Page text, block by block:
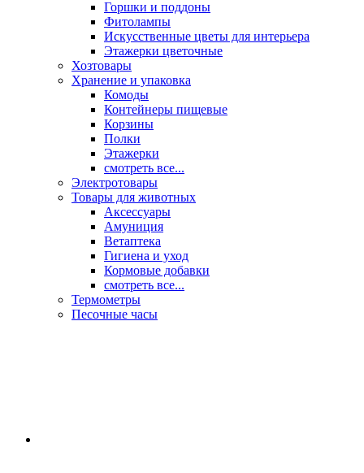
Горшки и поддоны
Фитолампы
Искусственные цветы для интерьера
Этажерки цветочные
Хозтовары
Хранение и упаковка
Комоды
Контейнеры пищевые
Корзины
Полки
Этажерки
смотреть все...
Электротовары
Товары для животных
Аксессуары
Амуниция
Ветаптека
Гигиена и уход
Кормовые добавки
смотреть все...
Термометры
Песочные часы